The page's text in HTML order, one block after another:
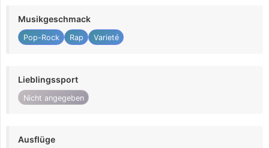
Musikgeschmack
Pop-Rock Rap Varieté
Lieblingssport
Nicht angegeben
Ausflüge